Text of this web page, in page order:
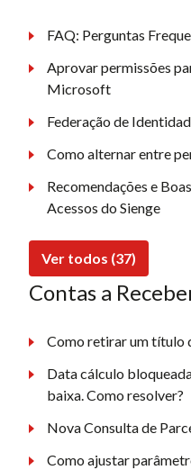
FAQ: Perguntas
Aprovar permissões
Microsoft
Federação de
Como alternar entre
Recomendações e
Acessos do Sienge
Ver todos (37)
Contas a
Como retirar um título
Data cálculo
baixa. Como resolver?
Nova Consulta de
Como ajustar